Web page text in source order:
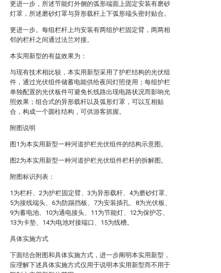
更进一步，所述节能灯外侧的弧形端面上固定安装有磨砂
灯罩，所述磨砂灯罩与异形载杆上下弧形端头密封贴合。
更进一步。每组栏杆上均安装有两组护栏固定臂，两两相
邻的栏杆之间通过法兰对接。
本实用新型的有益效果为：
与现有技术相比较，本实用新型采用了护栏结构的光伏组
件，通过光伏组件储蓄电能供给夜间灯照使用；每组护栏
单独配置的光伏板件可避免长线路出现电路状况而影响光
照效果；组合式的异形载杆以及弧形灯罩，可以互相贴
合，构成一个圆柱结构，可供游客抓握。
附图说明
图1为本实用新型一种河道护栏光伏组件的结构示意图。
图2为本实用新型一种河道护栏光伏组件栏杆的拆解图。
附图标识列表：
1为栏杆、2为护栏固定臂、3为异形载杆、4为磨砂灯罩、
5为接线端头、6为防踢挡板、7为安装插孔、8为光伏板、
9为蓄电池、10为通电接头、11为节能灯、12为保护芯、
13为卡垫、14为电池对接端口、15为线槽。
具体实施方式
下面结合附图和具体实施方式，进一步阐明本实用新型，
应理解下述具体实施方式仅用于说明本实用新型而不用于